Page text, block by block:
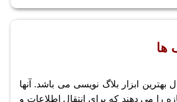
ها
بهترین ابزار بلاگ نویسی می باشد. آنها
را می دهند که برای انتقال اطلاعات و